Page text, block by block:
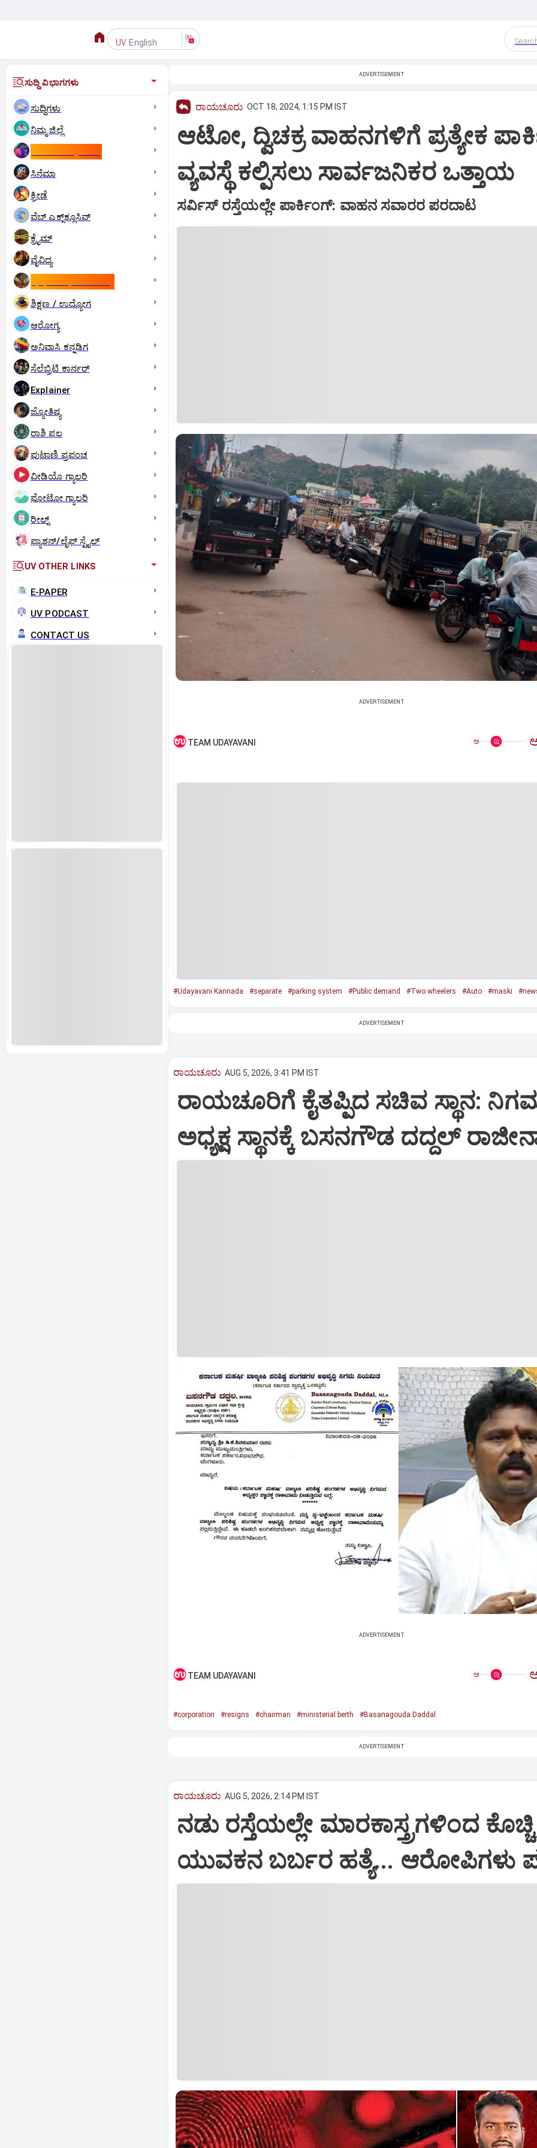
UV English
ಸುದ್ದಿ ವಿಭಾಗಗಳು
ಸುದ್ದಿಗಳು
ನಿಮ್ಮ ಜಿಲ್ಲೆ
ಸಿನೆಮಾ
ಕ್ರೀಡೆ
ವೆಬ್ ಎಕ್ಸ್‌ಕ್ಲೂಸಿವ್
ಕ್ರೈಮ್
ವೈವಿಧ್ಯ
ಶಿಕ್ಷಣ / ಉದ್ಯೋಗ
ಆರೋಗ್ಯ
ಅನಿವಾಸಿ ಕನ್ನಡಿಗ
ಸೆಲೆಬ್ರಿಟಿ ಕಾರ್ನರ್‌
Explainer
ಜ್ಯೋತಿಷ್ಯ
ರಾಶಿ ಫಲ
ಪುಟಾಣಿ ಪ್ರಪಂಚ
ವೀಡಿಯೊ ಗ್ಯಾಲರಿ
ಫೋಟೋ ಗ್ಯಾಲರಿ
ರೀಲ್ಸ್
ಫ್ಯಾಶನ್/ಲೈಫ್‌ ಸ್ಟೈಲ್
UV OTHER LINKS
E-PAPER
UV PODCAST
CONTACT US
ADVERTISEMENT
ರಾಯಚೂರು OCT 18, 2024, 1:15 PM IST
ಆಟೋ, ದ್ವಿಚಕ್ರ ವಾಹನಗಳಿಗೆ ಪ್ರತ್ಯೇಕ
ವ್ಯವಸ್ಥೆ ಕಲ್ಪಿಸಲು ಸಾರ್ವಜನಿಕರ ಒತ್ತಾಯ
ಸರ್ವಿಸ್‌ ರಸ್ತೆಯಲ್ಲೇ ಪಾರ್ಕಿಂಗ್‌: ವಾಹನ ಸವಾರರ ಪರದಾಟ
ADVERTISEMENT
TEAM UDAYAVANI ಅ
#Udayavani Kannada #separate #parking system #Public demand #Two wheelers #Auto #maski
ADVERTISEMENT
ರಾಯಚೂರು AUG 5, 2026, 3:41 PM IST
ರಾಯಚೂರಿಗೆ ಕೈತಪ್ಪಿದ ಸಚಿವ ಸ್ಥಾನ:
ಅಧ್ಯಕ್ಷ ಸ್ಥಾನಕ್ಕೆ ಬಸನಗೌಡ ದದ್ದಲ್
ADVERTISEMENT
TEAM UDAYAVANI ಅ
#corporation #resigns #chairman #ministerial berth #Basanagouda Daddal
ADVERTISEMENT
ರಾಯಚೂರು AUG 5, 2026, 2:14 PM IST
ನಡು ರಸ್ತೆಯಲ್ಲೇ ಮಾರಕಾಸ್ತ್ರಗಳಿಂದ ಕೊಚ್ಚಿ
ಯುವಕನ ಬರ್ಬರ ಹತ್ಯೆ... ಆರೋಪಿಗಳು